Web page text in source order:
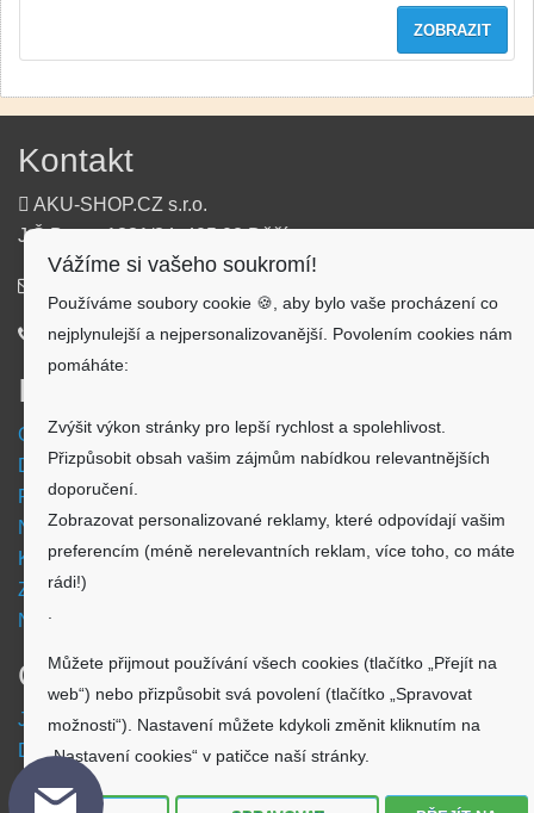
ZOBRAZIT
Kontakt
AKU-SHOP.CZ s.r.o.
J.Š.Baara 1331/34, 405 02 Děčín
720 500 500
Informace
Obchodní podmínky
Doprava a platba
Reklamační formulář
Nastavení cookies
Kde nás najdete
Zpětný odběr vysloužilých elektrozařízení
Návod - akumulátory
O nákupu
Jsme česká společnost
Dostupnost zboží
O výrobci Powery
Vážíme si vašeho soukromí!
Používáme soubory cookie 🍪, aby bylo vaše procházení co
nejplynulejší a nejpersonalizovanější. Povolením cookies nám
pomáháte:
Zvýšit výkon stránky pro lepší rychlost a spolehlivost.
Přizpůsobit obsah vašim zájmům nabídkou relevantnějších
doporučení.
Zobrazovat personalizované reklamy, které odpovídají vašim
preferencím (méně nerelevantních reklam, více toho, co máte
rádi!)
Můžete přijmout používání všech cookies (tlačítko „Přejít na
web“) nebo přizpůsobit svá povolení (tlačítko „Spravovat
možnosti“). Nastavení můžete kdykoli změnit kliknutím na
„Nastavení cookies“ v patičce naší stránky.